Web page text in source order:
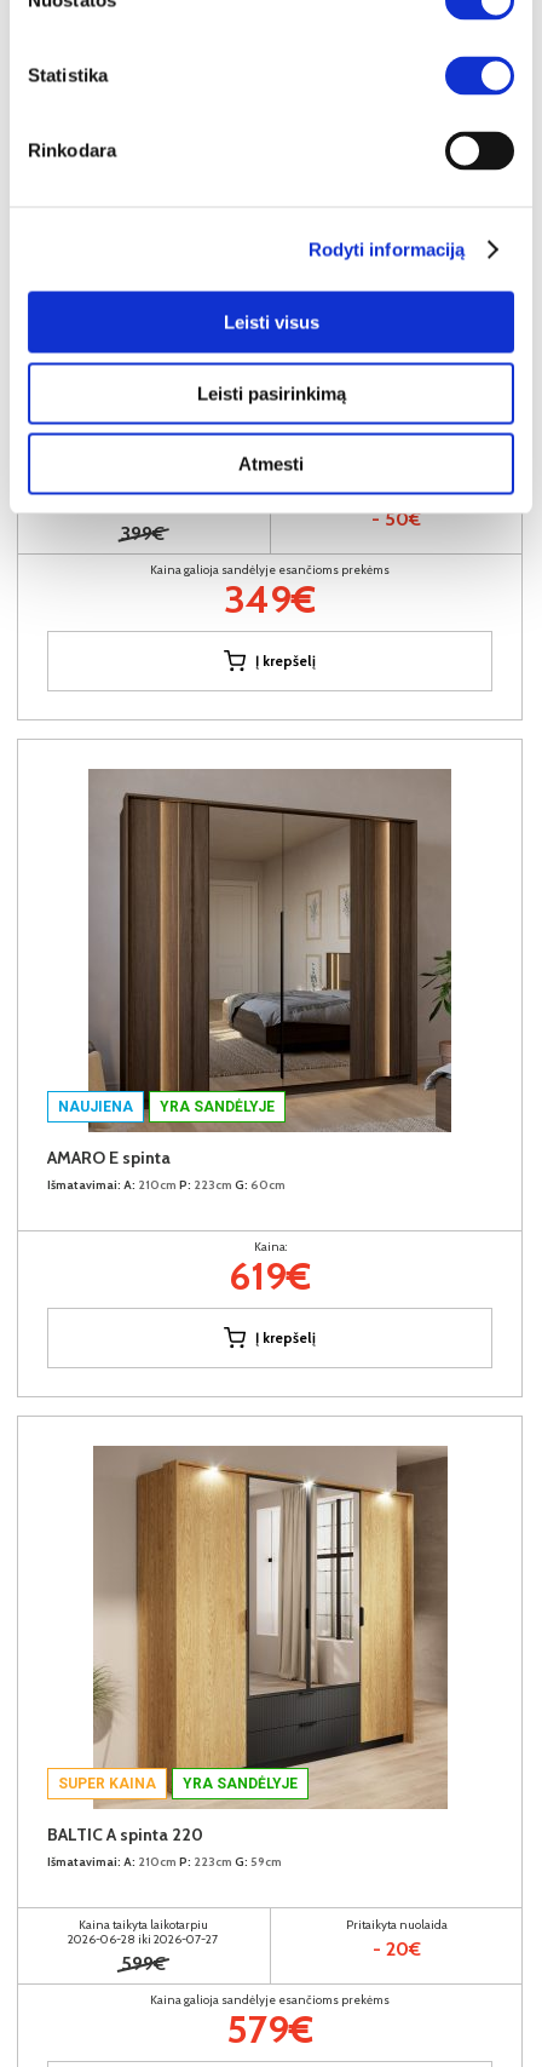
Statistika
Rinkodara
Rodyti informaciją
Leisti visus
Leisti pasirinkimą
Atmesti
IŠPARDAVIMAS YRA SANDĖLYJE
SAVONA SVNS92411-T15 spinta be apdailos
Išmatavimai:A:211cmP:220cmG:61cm
Kaina taikyta laikotarpiu
399€
Pritaikyta nuolaida
- 50€
Kaina galioja sandėlyje esančioms prekėms
349€
Į krepšelį
NAUJIENA YRA SANDĖLYJE
AMARO E spinta
Išmatavimai: A: 210cm P: 223cm G: 60cm
Kaina:
619€
Į krepšelį
SUPER KAINA YRA SANDĖLYJE
BALTIC A spinta 220
Išmatavimai: A: 210cm P: 223cm G: 59cm
Kaina taikyta laikotarpiu
2026-06-28 iki 2026-07-27
599€
Pritaikyta nuolaida
- 20€
Kaina galioja sandėlyje esančioms prekėms
579€